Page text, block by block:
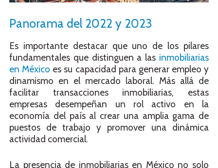
Panorama del 2022 y 2023
Es importante destacar que uno de los pilares
fundamentales que distinguen a las inmobiliarias
en México es su capacidad para generar empleo y
dinamismo en el mercado laboral. Más allá de
facilitar transacciones inmobiliarias, estas
empresas desempeñan un rol activo en la
economía del país al crear una amplia gama de
puestos de trabajo y promover una dinámica
actividad comercial.
La presencia de inmobiliarias en México no solo